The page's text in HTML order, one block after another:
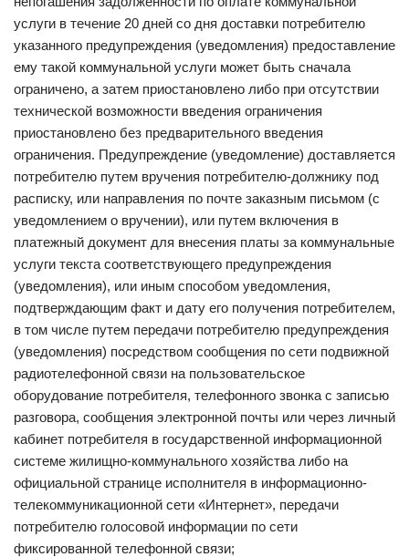
услуги в течение 20 дней со дня доставки потребителю
указанного предупреждения (уведомления) предоставление
ему такой коммунальной услуги может быть сначала
ограничено, а затем приостановлено либо при отсутствии
технической возможности введения ограничения
приостановлено без предварительного введения
ограничения. Предупреждение (уведомление) доставляется
потребителю путем вручения потребителю-должнику под
расписку, или направления по почте заказным письмом (с
уведомлением о вручении), или путем включения в
платежный документ для внесения платы за коммунальные
услуги текста соответствующего предупреждения
(уведомления), или иным способом уведомления,
подтверждающим факт и дату его получения потребителем,
в том числе путем передачи потребителю предупреждения
(уведомления) посредством сообщения по сети подвижной
радиотелефонной связи на пользовательское
оборудование потребителя, телефонного звонка с записью
разговора, сообщения электронной почты или через личный
кабинет потребителя в государственной информационной
системе жилищно-коммунального хозяйства либо на
официальной странице исполнителя в информационно-
телекоммуникационной сети «Интернет», передачи
потребителю голосовой информации по сети
фиксированной телефонной связи;